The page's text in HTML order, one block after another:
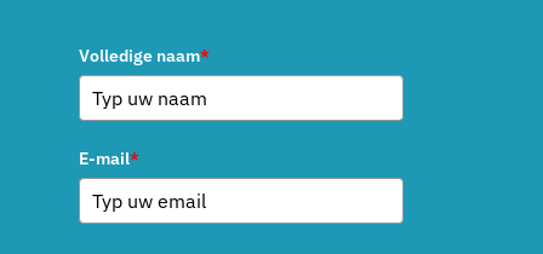
Volledige naam*
E-mail*